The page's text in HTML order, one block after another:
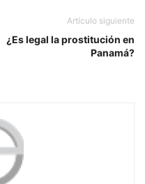
Artículo siguiente
¿Es legal la prostitución en
Panamá?